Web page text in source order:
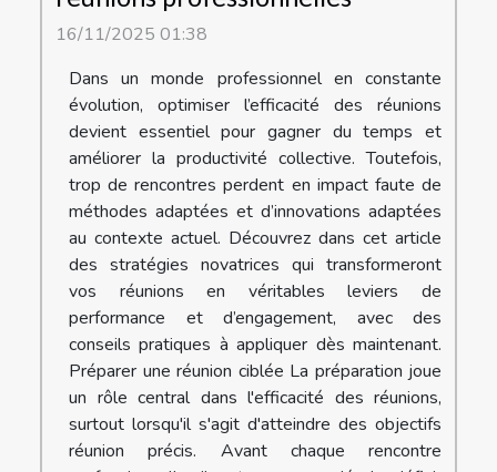
16/11/2025 01:38
Dans un monde professionnel en constante
évolution, optimiser l’efficacité des réunions
devient essentiel pour gagner du temps et
améliorer la productivité collective. Toutefois,
trop de rencontres perdent en impact faute de
méthodes adaptées et d’innovations adaptées
au contexte actuel. Découvrez dans cet article
des stratégies novatrices qui transformeront
vos réunions en véritables leviers de
performance et d’engagement, avec des
conseils pratiques à appliquer dès maintenant.
Préparer une réunion ciblée La préparation joue
un rôle central dans l'efficacité des réunions,
surtout lorsqu'il s'agit d'atteindre des objectifs
réunion précis. Avant chaque rencontre